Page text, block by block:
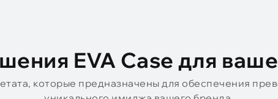
EVA Case для
которые предназначены для обеспечения